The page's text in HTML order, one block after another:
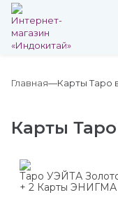
Главная Карты Таро
Карты
Таро УЭЙТА
+ 2 Карты ЭНИГМА